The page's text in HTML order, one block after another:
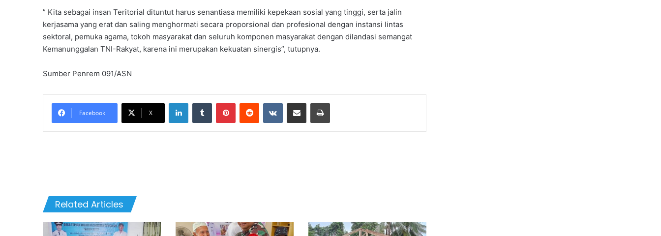
” Kita sebagai insan Teritorial dituntut harus senantiasa memiliki kepekaan sosial yang tinggi, serta jalin
kerjasama yang erat dan saling menghormati secara proporsional dan profesional dengan instansi lintas
sektoral, pemuka agama, tokoh masyarakat dan seluruh komponen masyarakat dengan dilandasi semangat
Kemanunggalan TNI-Rakyat, karena ini merupakan kekuatan sinergis”, tutupnya.
Sumber Penrem 091/ASN
Facebook X
LinkedInTumblr PinterestReddit VKontakteShare via Email Print
Related Articles